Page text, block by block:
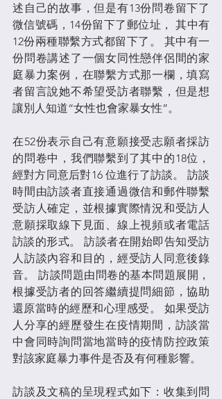
述自己的故事，但是有13份問卷留下了
微信號碼，14份留下了郵位址， 其中有
12份兩種聯繫方式都留下了。 其中有一
份問卷講述了一個女同性戀伴侶間的家
庭暴力案例，在聯繫方式那一欄，填寫
者留言說她不希望受訪者聯繫，但是想
讓別人知道“女性也會家暴女性”。
在52份表示自己有意願接受志願者採訪
的問卷中，我們聯繫到了其中的18位，
經對方同意后對16 位進行了訪談。 訪談
時間由訪談者直接通過微信和郵件聯繫
受訪人確定，並根據實際情況和受訪人
意願採取線下見面、線上視頻或者電話
訪談的形式。 訪談者在開始即告知受訪
人訪談內容和目的，經受訪人同意後錄
音。 訪談問題由問卷的基本問題展開，
根據受訪者的回答繼續提問細節，協助
還原當時的經歷和心理感受。 如果受訪
人分享的經歷發生在疫情期間，訪談當
中會同時詢問當地當時的疫情防控政策
對該家庭暴力事件是否及有何種影響。
訪談及文稿的呈現程式如下：收集到問